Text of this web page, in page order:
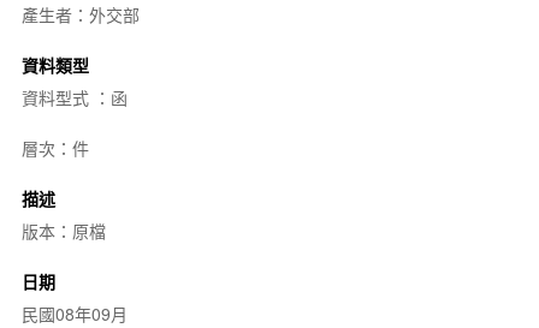
產生者：外交部
資料類型
資料型式 ：函
層次：件
描述
版本：原檔
日期
民國08年09月